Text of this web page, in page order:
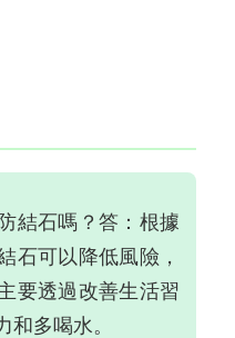
結石嗎？答：根據
石可以降低風險，
要透過改善生活習
多喝水。